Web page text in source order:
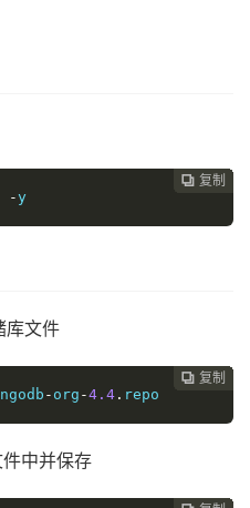
 复制
 复制
 复制
 复制
 复制
 复制
 复制
 复制
 复制
 复制
 复制
 复制
 复制
 复制
 复制
 复制
 复制
 复制
 复制
-y
库文件
 复制
 复制
 复制
 复制
 复制
 复制
 复制
 复制
 复制
 复制
 复制
 复制
 复制
 复制
 复制
 复制
 复制
 复制
- org -4.4 . repo
中并保存